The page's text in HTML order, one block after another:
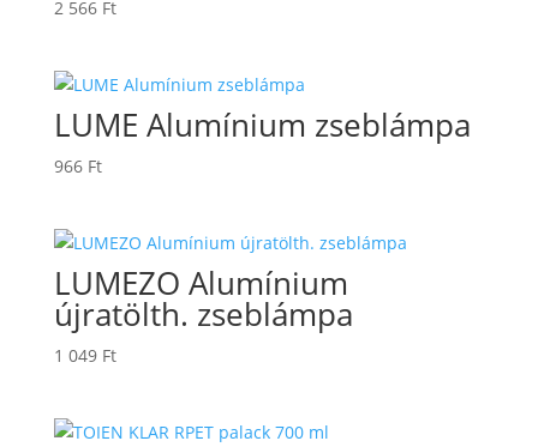
2 566 Ft
LUME Alumínium zseblámpa
966 Ft
LUMEZO Alumínium
újratölth. zseblámpa
1 049 Ft